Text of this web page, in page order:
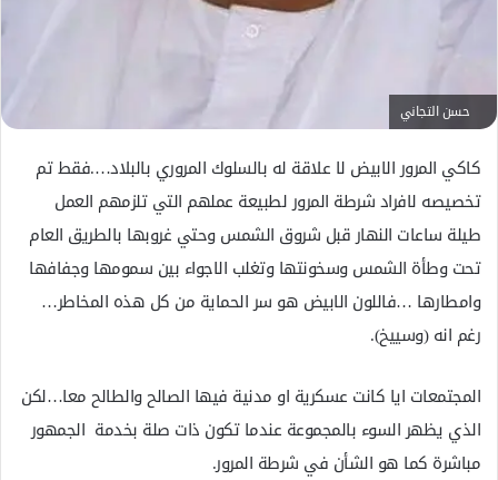
حسن التجاني
كاكي المرور الابيض لا علاقة له بالسلوك المروري بالبلاد….فقط تم
تخصيصه لافراد شرطة المرور لطبيعة عملهم التي تلزمهم العمل
طيلة ساعات النهار قبل شروق الشمس وحتي غروبها بالطريق العام
تحت وطأة الشمس وسخونتها وتغلب الاجواء بين سمومها وجفافها
وامطارها …فاللون الابيض هو سر الحماية من كل هذه المخاطر…
رغم انه (وسييخ).
المجتمعات ايا كانت عسكرية او مدنية فيها الصالح والطالح معا…لكن
الذي يظهر السوء بالمجموعة عندما تكون ذات صلة بخدمة الجمهور
مباشرة كما هو الشأن في شرطة المرور.